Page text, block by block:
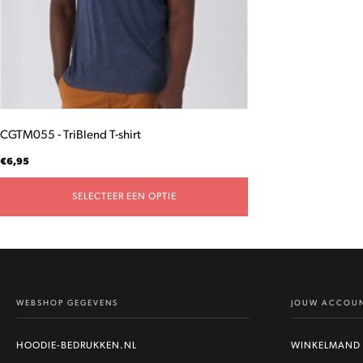
CGTM055 - TriBlend T-shirt
€6,95
SELECTEER EEN OPTIE
productpagina
WEBSHOP GEGEVENS
HOODIE-BEDRUKKEN.NL
JOUW
WINKELMAND